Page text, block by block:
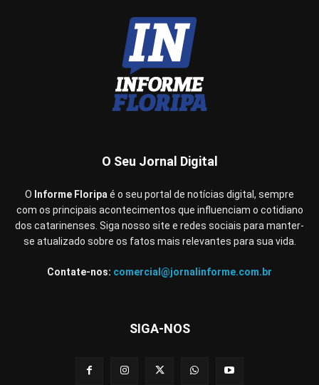
O Seu Jornal Digital
O Informe Floripa é o seu portal de notícias digital, sempre
com os principais acontecimentos que influenciam o cotidiano
dos catarinenses. Siga nosso site e redes sociais para manter-
se atualizado sobre os fatos mais relevantes para sua vida.
Contate-nos: comercial@jornalinforme.com.br
SIGA-NOS